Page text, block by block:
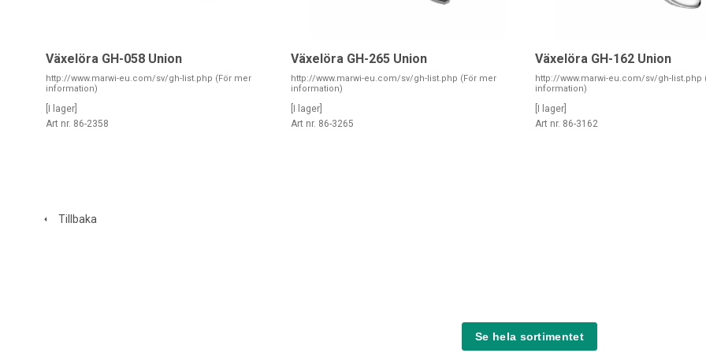
Växelöra GH-058 Union
http://www.marwi-eu.com/sv/gh-list.php (För mer
information)
[I lager]
Art nr. 86-2358
Växelöra GH-265 Union
http://www.marwi-eu.com/sv/gh-list.php (För mer
information)
[I lager]
Art nr. 86-3265
Växelöra GH-162 Union
http://www.marwi-eu.com/sv/gh-list.php
information)
[I lager]
Art nr. 86-3162
Tillbaka
Se hela sortimentet